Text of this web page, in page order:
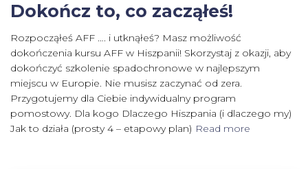
Dokończ to, co zacząłeś!
Rozpocząłeś AFF …. i utknąłeś? Masz możliwość
dokończenia kursu AFF w Hiszpanii! Skorzystaj z okazji, aby
dokończyć szkolenie spadochronowe w najlepszym
miejscu w Europie. Nie musisz zaczynać od zera.
Przygotujemy dla Ciebie indywidualny program
pomostowy. Dla kogo Dlaczego Hiszpania (i dlaczego my)
Jak to działa (prosty 4 – etapowy plan) Read more